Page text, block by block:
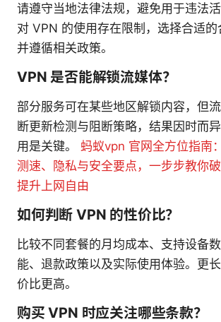
请遵守当地法律法规，避免用于违法
对 VPN 的使用存在限制，选择合适
并遵循相关政策。
VPN 是否能解锁流媒体？
部分服务可在某些地区解锁内容，但
断更新检测与阻断策略，结果因时而
用是关键。 蚂蚁vpn 官网全方位指南
测速、隐私与安全要点，一步步教你
提升上网自由
如何判断 VPN 的性价比？
比较不同套餐的月均成本、支持设备
能、退款政策以及实际使用体验。更
价比更高。
购买 VPN 时应关注哪些条款？